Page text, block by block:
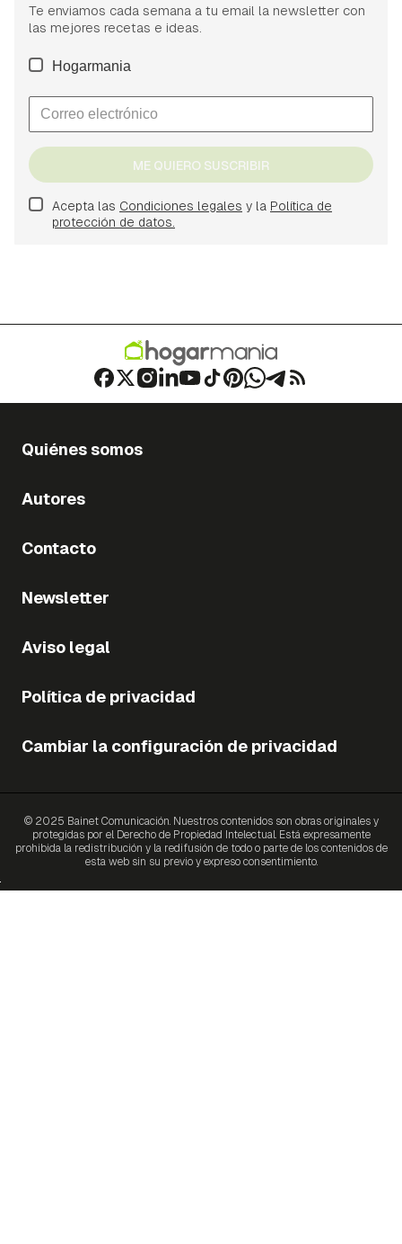
Te enviamos cada semana a tu email la newsletter con
las mejores recetas e ideas.
Hogarmania
ME QUIERO SUSCRIBIR
Acepta las Condiciones legales y la Política de
protección de datos.
Quiénes somos
Autores
Contacto
Newsletter
Aviso legal
Política de privacidad
Cambiar la configuración de privacidad
© 2025 Bainet Comunicación. Nuestros contenidos son obras originales y
protegidas por el Derecho de Propiedad Intelectual. Está expresamente
prohibida la redistribución y la redifusión de todo o parte de los contenidos de
esta web sin su previo y expreso consentimiento.